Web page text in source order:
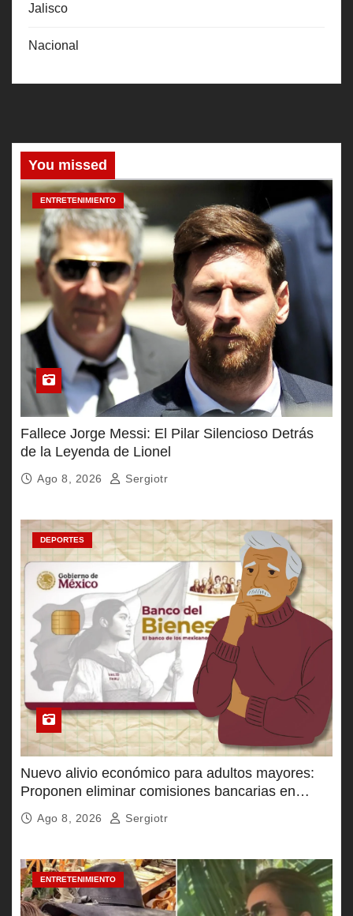
Jalisco
Nacional
You missed
ENTRETENIMIENTO
Fallece Jorge Messi: El Pilar Silencioso Detrás
de la Leyenda de Lionel
Ago 8, 2026 Sergiotr
DEPORTES
Nuevo alivio económico para adultos mayores:
Proponen eliminar comisiones bancarias en
Pensión Bienestar
Ago 8, 2026 Sergiotr
ENTRETENIMIENTO